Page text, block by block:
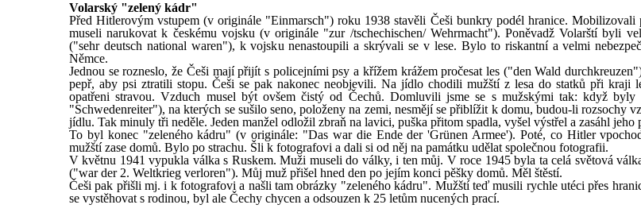
Volarský "zelený kádr"
Před Hitlerovým vstupem (v originále "Einmarsch") roku 1938 stavěli Češi bunkry podél hranice. Mobilizovali
museli narukovat k českému vojsku (v originále "zur /tschechischen/ Wehrmacht"). Poněvadž Volarští byli
("sehr deutsch national waren"), k vojsku nenastoupili a skrývali se v lese. Bylo to riskantní a velmi
Němce.
Jednou se rozneslo, že Češi mají přijít s policejními psy a křížem krážem pročesat les ("den Wald
pepř, aby psi ztratili stopu. Češi se pak nakonec neobjevili. Na jídlo chodili mužští z lesa do statků při kraji
opatřeni stravou. Vzduch musel být ovšem čistý od Čechů. Domluvili jsme se s mužskými tak: když byly
"Schwedenreiter"), na kterých se sušilo seno, položeny na zemi, nesmějí se přiblížit k domu, budou-li rozsochy
jídlu. Tak minuly tři neděle. Jeden manžel odložil zbraň na lavici, puška přitom spadla, vyšel výstřel a zasáhl jeho
To byl konec "zeleného kádru" (v originále: "Das war die Ende der 'Grünen Armee'). Poté, co Hitler
mužští zase domů. Bylo po strachu. Šli k fotografovi a dali si od něj na památku udělat společnou fotografii.
V květnu 1941 vypukla válka s Ruskem. Muži museli do války, i ten můj. V roce 1945 byla ta celá světová
("war der 2. Weltkrieg verloren"). Můj muž přišel hned den po jejím konci pěšky domů. Měl štěstí.
Češi pak přišli mj. i k fotografovi a našli tam obrázky "zeleného kádru". Mužští teď musili rychle utéci přes
se vystěhovat s rodinou, byl ale Čechy chycen a odsouzen k 25 letům nucených prací.